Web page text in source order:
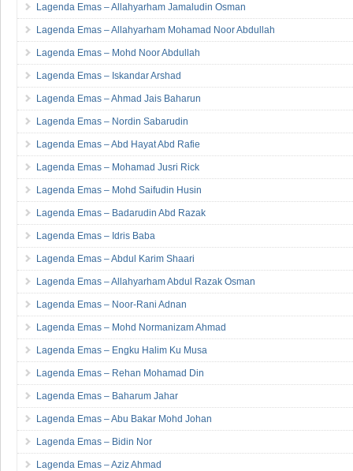
Lagenda Emas – Allahyarham Jamaludin Osman
Lagenda Emas – Allahyarham Mohamad Noor Abdullah
Lagenda Emas – Mohd Noor Abdullah
Lagenda Emas – Iskandar Arshad
Lagenda Emas – Ahmad Jais Baharun
Lagenda Emas – Nordin Sabarudin
Lagenda Emas – Abd Hayat Abd Rafie
Lagenda Emas – Mohamad Jusri Rick
Lagenda Emas – Mohd Saifudin Husin
Lagenda Emas – Badarudin Abd Razak
Lagenda Emas – Idris Baba
Lagenda Emas – Abdul Karim Shaari
Lagenda Emas – Allahyarham Abdul Razak Osman
Lagenda Emas – Noor-Rani Adnan
Lagenda Emas – Mohd Normanizam Ahmad
Lagenda Emas – Engku Halim Ku Musa
Lagenda Emas – Rehan Mohamad Din
Lagenda Emas – Baharum Jahar
Lagenda Emas – Abu Bakar Mohd Johan
Lagenda Emas – Bidin Nor
Lagenda Emas – Aziz Ahmad